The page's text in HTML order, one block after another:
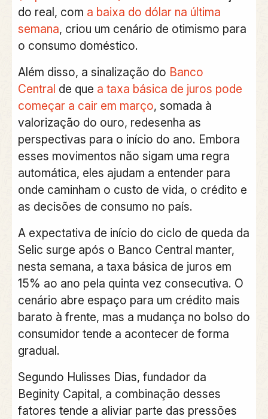
do real, com a baixa do dólar na última
semana, criou um cenário de otimismo para
o consumo doméstico.
Além disso, a sinalização do Banco
Central de que a taxa básica de juros pode
começar a cair em março, somada à
valorização do ouro, redesenha as
perspectivas para o início do ano. Embora
esses movimentos não sigam uma regra
automática, eles ajudam a entender para
onde caminham o custo de vida, o crédito e
as decisões de consumo no país.
A expectativa de início do ciclo de queda da
Selic surge após o Banco Central manter,
nesta semana, a taxa básica de juros em
15% ao ano pela quinta vez consecutiva. O
cenário abre espaço para um crédito mais
barato à frente, mas a mudança no bolso do
consumidor tende a acontecer de forma
gradual.
Segundo Hulisses Dias, fundador da
Beginity Capital, a combinação desses
fatores tende a aliviar parte das pressões